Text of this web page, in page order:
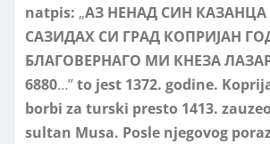
natpis: „АЗ НЕНАД СИН
САЗИДАХ СИ ГРАД КОПРИЈАН
БЛАГОВЕРНАГО МИ КНЕЗА
6880…”to jest 1372. godine.
borbi za turski presto 1413.
sultan Musa. Posle njegovog